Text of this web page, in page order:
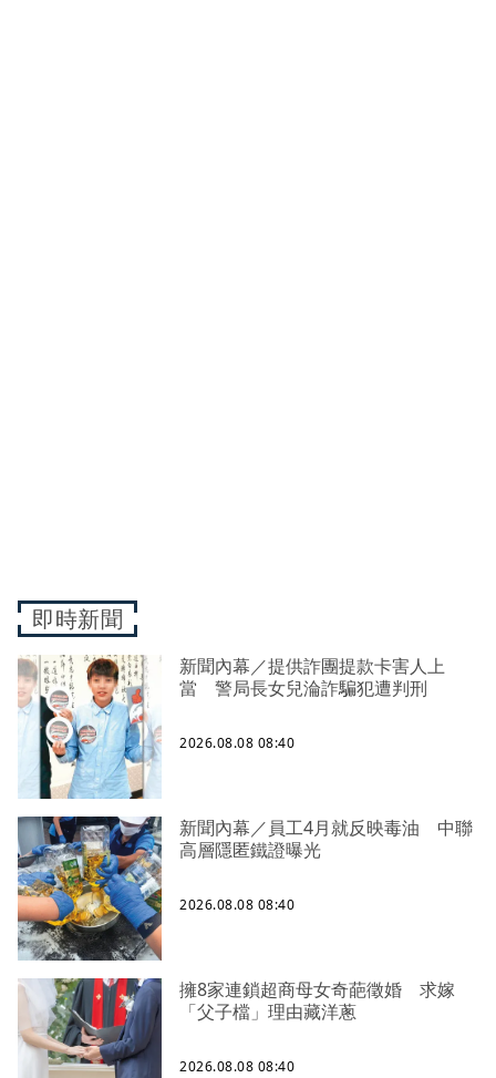
即時新聞
新聞內幕／提供詐團提款卡害人上
當 警局長女兒淪詐騙犯遭判刑
2026.08.08 08:40
新聞內幕／員工4月就反映毒油 中聯
高層隱匿鐵證曝光
2026.08.08 08:40
擁8家連鎖超商母女奇葩徵婚 求嫁
「父子檔」理由藏洋蔥
2026.08.08 08:40